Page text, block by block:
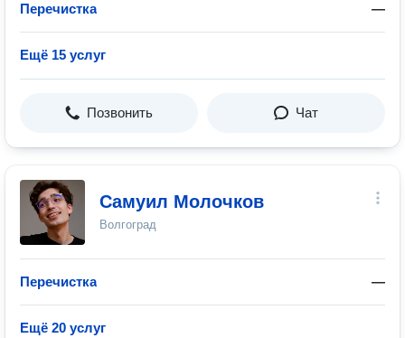
Перечистка —
Ещё 15 услуг
Позвонить Чат
Самуил Молочков
Волгоград
Перечистка —
Ещё 20 услуг